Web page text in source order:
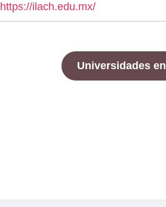
https://ilach.edu.mx/
Universidades en